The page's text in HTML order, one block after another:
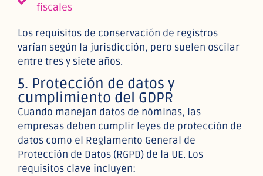
fiscales
Los requisitos de conservación de registros
varían según la jurisdicción, pero suelen oscilar
entre tres y siete años.
5. Protección de datos y
cumplimiento del GDPR
Cuando manejan datos de nóminas, las
empresas deben cumplir leyes de protección de
datos como el Reglamento General de
Protección de Datos (RGPD) de la UE. Los
requisitos clave incluyen: